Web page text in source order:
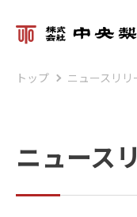
トップ ニュースリリ
ニュース